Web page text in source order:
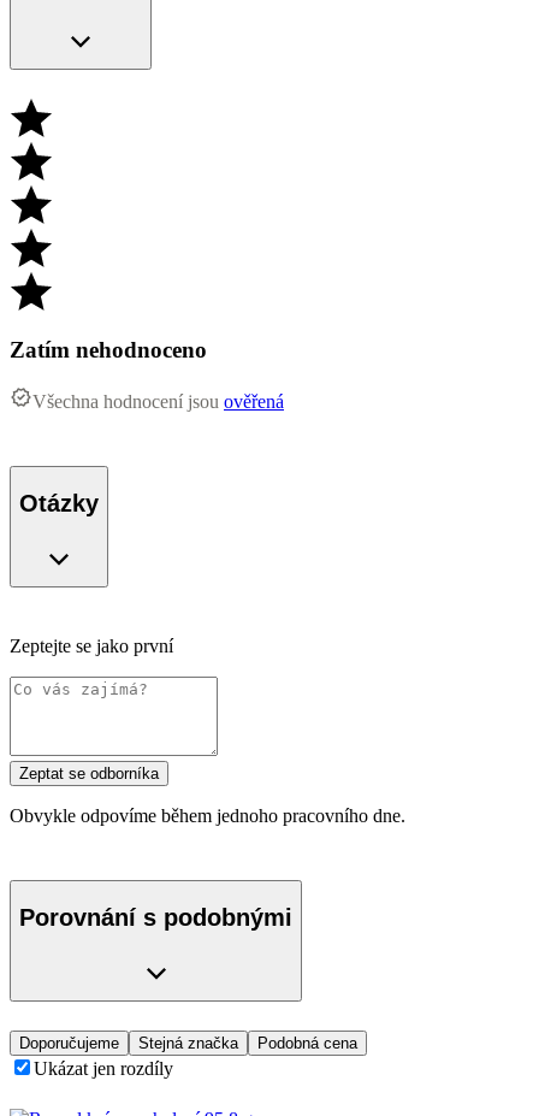
Zatím nehodnoceno
Všechna hodnocení jsou ověřená
Otázky
Zeptejte se jako první
Zeptat se odborníka
Obvykle odpovíme během jednoho pracovního dne.
Porovnání s podobnými
Doporučujeme Stejná značka Podobná cena
Ukázat jen rozdíly